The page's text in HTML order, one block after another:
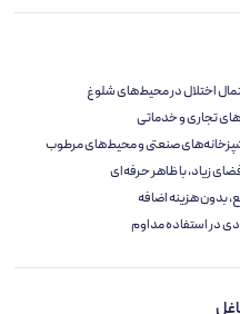
اختلال در محیط‌های شلوغ
تجاری و خدماتی
صنعتی و محیط‌های مرطوب
زیاد، با ظاهر حرفه‌ای
بدون هزینه اضافه
در استفاده مداوم